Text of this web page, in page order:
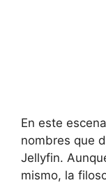
En este
nombres que
Jellyfin.
mismo, la